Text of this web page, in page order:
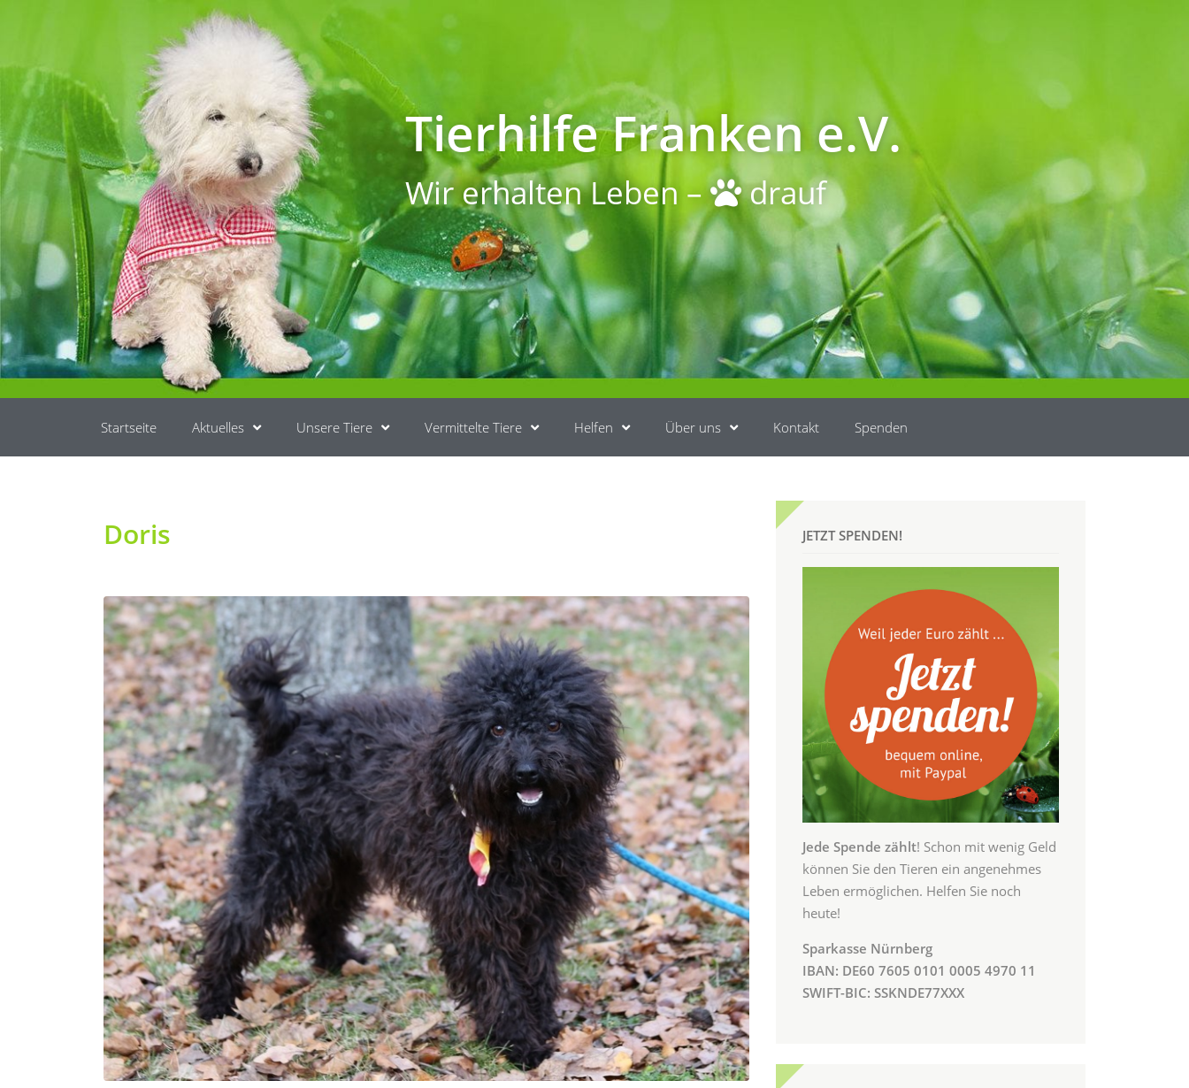
Tierhilfe Franken e.V.
Wir erhalten Leben – drauf
Startseite Aktuelles Unsere Tiere Vermittelte Tiere Helfen Über uns Kontakt Spenden
Doris JETZT SPENDEN!
Jede Spende zählt! Schon mit wenig Geld
können Sie den Tieren ein angenehmes
Leben ermöglichen. Helfen Sie noch
heute!
Sparkasse Nürnberg
IBAN: DE60 7605 0101 0005 4970 11
SWIFT-BIC: SSKNDE77XXX